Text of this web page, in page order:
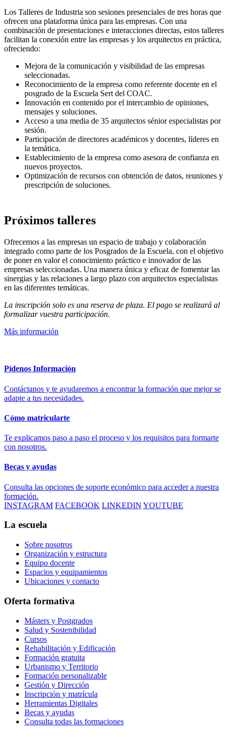
Los Talleres de Industria son sesiones presenciales de tres horas que
ofrecen una plataforma única para las empresas. Con una
combinación de presentaciones e interacciones directas, estos talleres
facilitan la conexión entre las empresas y los arquitectos en práctica,
ofreciendo:
Mejora de la comunicación y visibilidad de las empresas
seleccionadas.
Reconocimiento de la empresa como referente docente en el
posgrado de la Escuela Sert del COAC.
Innovación en contenido por el intercambio de opiniones,
mensajes y soluciones.
Acceso a una media de 35 arquitectos sénior especialistas por
sesión.
Participación de directores académicos y docentes, líderes en
la temática.
Establecimiento de la empresa como asesora de confianza en
nuevos proyectos.
Optimización de recursos con obtención de datos, reuniones y
prescripción de soluciones.
Próximos talleres
Ofrecemos a las empresas un espacio de trabajo y colaboración
integrado como parte de los Posgrados de la Escuela, con el objetivo
de poner en valor el conocimiento práctico e innovador de las
empresas seleccionadas. Una manera única y eficaz de fomentar las
sinergias y las relaciones a largo plazo con arquitectos especialistas
en las diferentes temáticas.
La inscripción solo es una reserva de plaza. El pago se realizará al
formalizar vuestra participación.
Más información
Pídenos Información
Contáctanos y te ayudaremos a encontrar la formación que mejor se
adapte a tus necesidades.
Cómo matricularte
Te explicamos paso a paso el proceso y los requisitos para formarte
con nosotros.
Becas y ayudas
Consulta las opciones de soporte económico para acceder a nuestra
formación.
INSTAGRAM FACEBOOK LINKEDIN YOUTUBE
La escuela
Sobre nosotros
Organización y estructura
Equipo docente
Espacios y equipamientos
Ubicaciones y contacto
Oferta formativa
Másters y Postgrados
Salud y Sostenibilidad
Cursos
Rehabilitación y Edificación
Formación gratuita
Urbanismo y Territorio
Formación personalizable
Gestión y Dirección
Inscripción y matrícula
Herramientas Digitales
Becas y ayudas
Consulta todas las formaciones